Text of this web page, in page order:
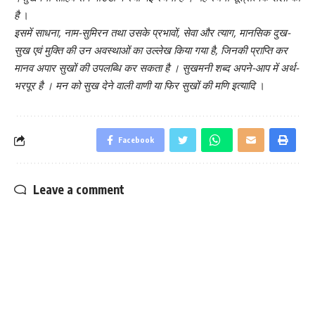
है।
इसमें साधना, नाम-सुमिरन तथा उसके प्रभावों, सेवा और त्याग, मानसिक दुख-
सुख एवं मुक्ति की उन अवस्थाओं का उल्लेख किया गया है, जिनकी प्राप्ति कर
मानव अपार सुखों की उपलब्धि कर सकता है । सुखमनी शब्द अपने-आप में अर्थ-
भरपूर है । मन को सुख देने वाली वाणी या फिर सुखों की मणि इत्यादि।
Facebook
Leave a comment